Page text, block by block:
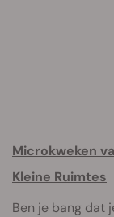
Microkweken
Kleine Ruimtes
Ben je bang dat